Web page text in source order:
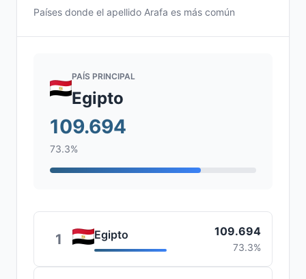
Países donde el apellido Arafa es más común
PAÍS PRINCIPAL
Egipto
109.694
73.3%
1 Egipto 109.694
73.3%